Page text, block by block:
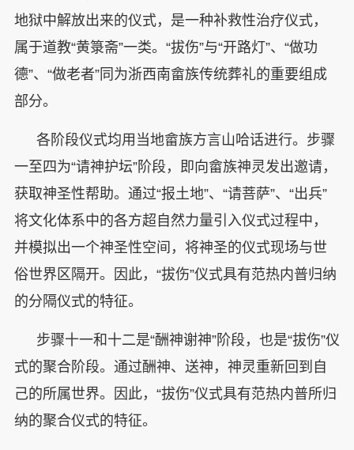
地狱中解放出来的仪式，是一种补救性治疗仪式，
属于道教“黄箓斋”一类。“拔伤”与“开路灯”、“做功
德”、“做老者”同为浙西南畲族传统葬礼的重要组成
部分。
各阶段仪式均用当地畲族方言山哈话进行。步骤
一至四为“请神护坛”阶段，即向畲族神灵发出邀请，
获取神圣性帮助。通过“报土地”、“请菩萨”、“出兵”
将文化体系中的各方超自然力量引入仪式过程中，
并模拟出一个神圣性空间，将神圣的仪式现场与世
俗世界区隔开。因此，“拔伤”仪式具有范热内普归纳
的分隔仪式的特征。
步骤十一和十二是“酬神谢神”阶段，也是“拔伤”仪
式的聚合阶段。通过酬神、送神，神灵重新回到自
己的所属世界。因此，“拔伤”仪式具有范热内普所归
纳的聚合仪式的特征。